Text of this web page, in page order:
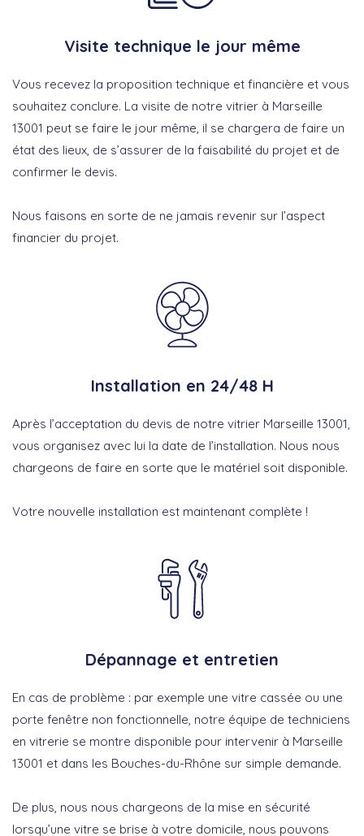
Visite technique le jour même
Vous recevez la proposition technique et financière et vous
souhaitez conclure. La visite de notre vitrier à Marseille
13001 peut se faire le jour même, il se chargera de faire un
état des lieux, de s’assurer de la faisabilité du projet et de
confirmer le devis.
Nous faisons en sorte de ne jamais revenir sur l’aspect
financier du projet.
Installation en 24/48 H
Après l’acceptation du devis de notre vitrier Marseille 13001,
vous organisez avec lui la date de l’installation. Nous nous
chargeons de faire en sorte que le matériel soit disponible.
Votre nouvelle installation est maintenant complète !
Dépannage et entretien
En cas de problème : par exemple une vitre cassée ou une
porte fenêtre non fonctionnelle, notre équipe de techniciens
en vitrerie se montre disponible pour intervenir à Marseille
13001 et dans les Bouches-du-Rhône sur simple demande.
De plus, nous nous chargeons de la mise en sécurité
lorsqu’une vitre se brise à votre domicile, nous pouvons